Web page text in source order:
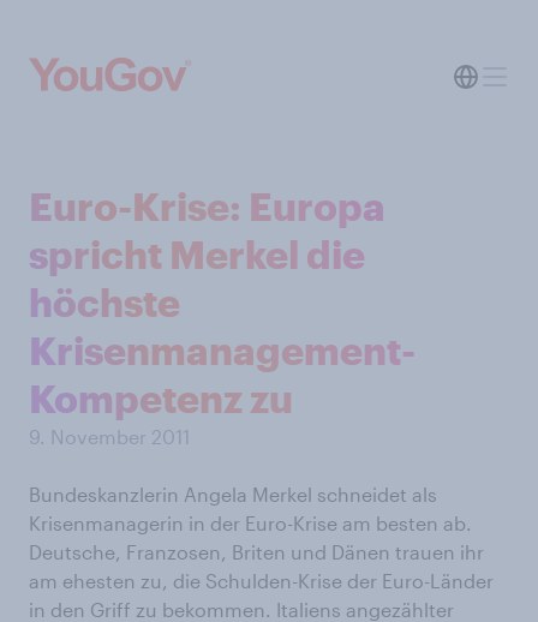
Euro-Krise: Europa
spricht Merkel die
höchste
Krisenmanagement-
Kompetenz zu
9. November 2011
Bundeskanzlerin Angela Merkel schneidet als
Krisenmanagerin in der Euro-Krise am besten ab.
Deutsche, Franzosen, Briten und Dänen trauen ihr
am ehesten zu, die Schulden-Krise der Euro-Länder
in den Griff zu bekommen. Italiens angezählter